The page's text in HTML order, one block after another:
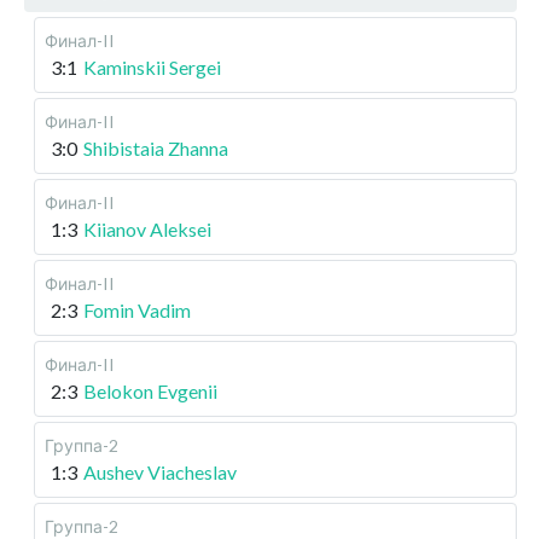
Финал-II
3:1 Kaminskii Sergei
Финал-II
3:0 Shibistaia Zhanna
Финал-II
1:3 Kiianov Aleksei
Финал-II
2:3 Fomin Vadim
Финал-II
2:3 Belokon Evgenii
Группа-2
1:3 Aushev Viacheslav
Группа-2